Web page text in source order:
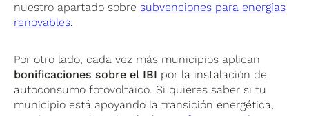
nuestro apartado sobresubvenciones para energías
renovables.
Por otro lado, cada vez más municipios aplican
bonificaciones sobre el IBI por la instalación de
autoconsumo fotovoltaico. Si quieres saber si tu
municipio está apoyando la transición energética,